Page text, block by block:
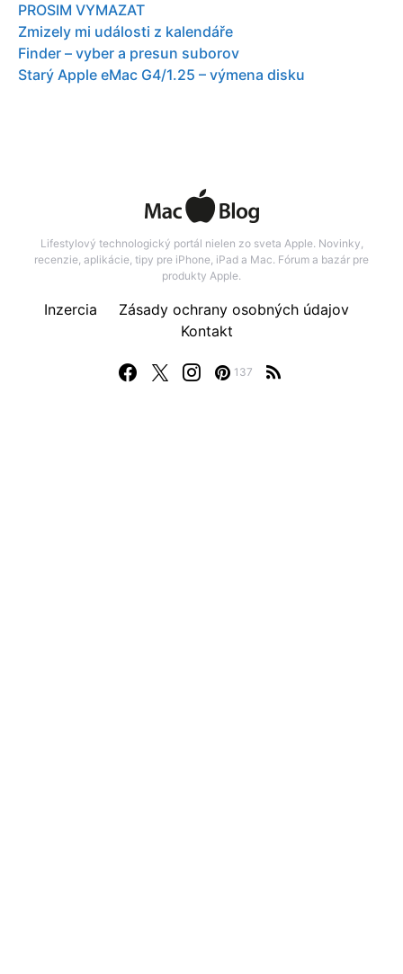
PROSIM VYMAZAT
Zmizely mi události z kalendáře
Finder – vyber a presun suborov
Starý Apple eMac G4/1.25 – výmena disku
Lifestylový technologický portál nielen zo sveta Apple. Novinky,
recenzie, aplikácie, tipy pre iPhone, iPad a Mac. Fórum a bazár pre
produkty Apple.
137
Inzercia
Zásady ochrany osobných údajov
Kontakt